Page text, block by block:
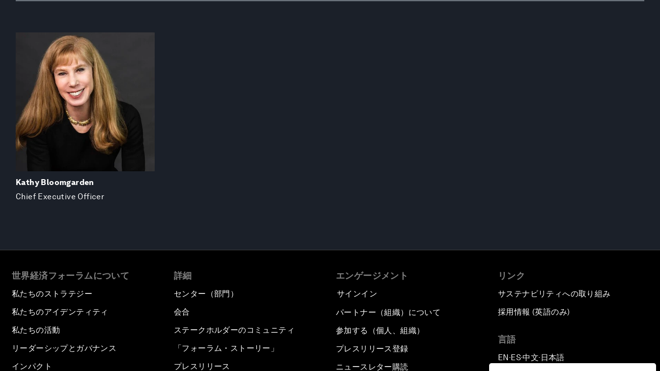
Kathy Bloomgarden
Chief Executive Officer
世界経済フォーラムについて
私たちのストラテジー
私たちのアイデンティティ
私たちの活動
リーダーシップとガバナンス
インパクト
詳細
センター（部門）
会合
ステークホルダーのコミュニティ
「フォーラム・ストーリー」
プレスリリース
エンゲージメント
サインイン
パートナー（組織）について
参加する（個人、組織）
プレスリリース登録
ニュースレター購読
リンク
サステナビリティへの取り組み
採用情報 (英語のみ)
言語
EN ▪ES▪中文▪ 日本語